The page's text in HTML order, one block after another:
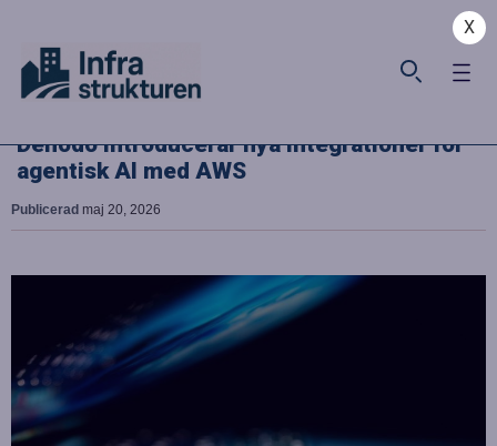
X
Denodo introducerar nya integrationer för
agentisk AI med AWS
Publicerad maj 20, 2026